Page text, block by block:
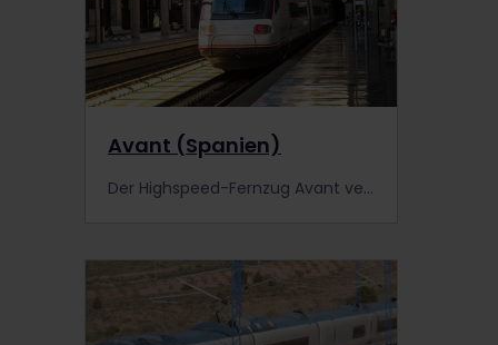
Avant (Spanien)
Der Highspeed-Fernzug Avant verbindet die spanische Hauptstadt Madrid mit Städten im Süden des Landes. Informiere dich genauer.